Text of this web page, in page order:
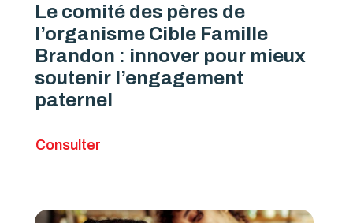
Le comité des pères de
l’organisme Cible Famille
Brandon : innover pour mieux
soutenir l’engagement
paternel
Consulter